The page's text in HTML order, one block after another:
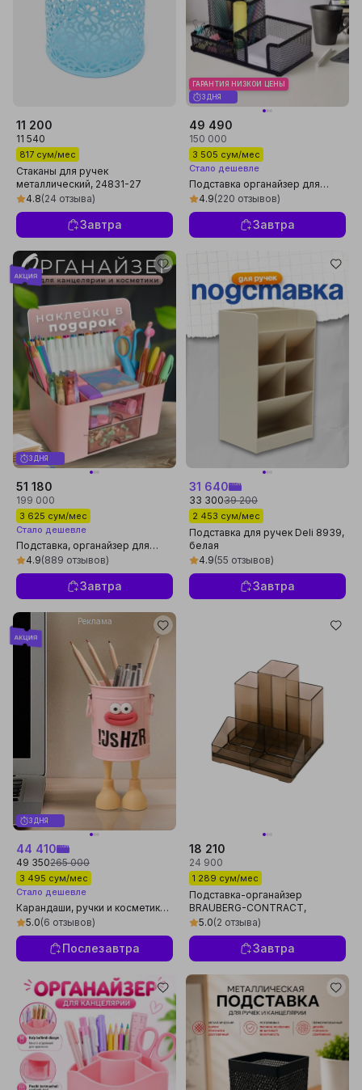
11 200
11 540
817 сум/мес
Стаканы для ручек
металлический, 24831-27
4.8(24 отзыва)
Завтра
ГАРАНТИЯ НИЗКОЙ ЦЕНЫ
3 ДНЯ
49 490
150 000
3 505 сум/мес
Стало дешевле
Подставка органайзер для
канцелярии настольная,
металлическая, для офиса и
4.9(220 отзывов)
Завтра
3 ДНЯ
51 180
199 000
3 625 сум/мес
Стало дешевле
Подставка, органайзер для
канцелярии, ручек,
карандашей, косметики
4.9(889 отзывов)
Завтра
31 640
33 30039 200
2 453 сум/мес
Подставка для ручек Deli 8939,
белая
4.9(55 отзывов)
Завтра
Реклама
3 ДНЯ
44 410
49 350265 000
3 495 сум/мес
Стало дешевле
Карандаши, ручки и косметика:
креативный настольный
органайзер, металлическая
подставка
5.0(6 отзывов)
Послезавтра
18 210
24 900
1 289 сум/мес
Подставка-органайзер
BRAUBERG-CONTRACT,
109х95х101,5 мм, 5 отделений,
тонированная, 230994
5.0(2 отзыва)
Завтра